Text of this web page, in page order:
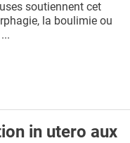
soutiennent cet
la boulimie ou
in utero aux